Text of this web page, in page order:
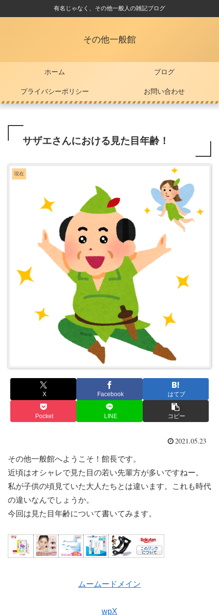
有名じゃなく、その他一般人の雑記ブログ
その他一般館
ホーム ブログ
プライバシーポリシー お問い合わせ
サザエさんにおける見た目年齢！
現在
X Facebook はてブ
Pocket LINE コピー
2021.05.23
その他一般館へようこそ！館長です。
近頃はオシャレで見た目の若い先輩方が多いですねー。
私が子供の頃見ていた大人たちとは違います。これも時代
の違いなんでしょうか。
今回は見た目年齢について書いてみます。
ムームードメイン
wpX